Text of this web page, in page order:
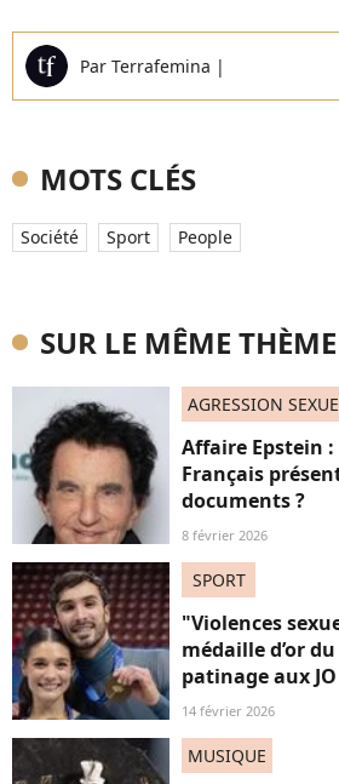
Par Terrafemina |
MOTS CLÉS
Société Sport People
SUR LE MÊME THÈME
AGRESSION
Affaire Epstein
Français
documents ?
8 février 2026
SPORT
"Violences
médaille d’or
patinage aux
14 février 2026
MUSIQUE